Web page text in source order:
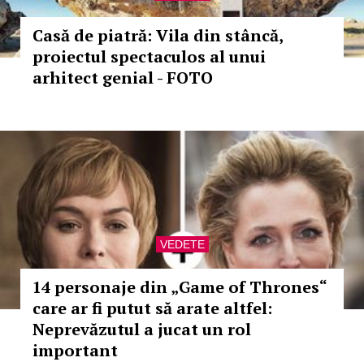
Casă de piatră: Vila din stâncă,
proiectul spectaculos al unui
arhitect genial - FOTO
VEDETE
14 personaje din „Game of Thrones“
care ar fi putut să arate altfel:
Neprevăzutul a jucat un rol
important